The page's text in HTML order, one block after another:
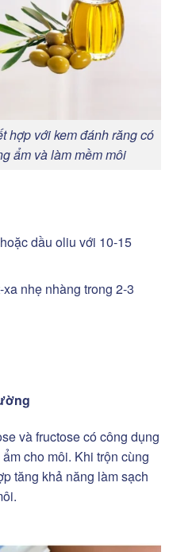
hợp với kem đánh răng có
ẩm và làm mềm môi
dầu oliu với 10-15
nhẹ nhàng trong 2-3
và fructose có công dụng
cho môi. Khi trộn cùng
tăng khả năng làm sạch